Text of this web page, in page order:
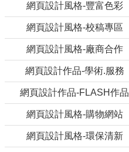
網頁設計風格-豐富色彩
網頁設計風格-校稿專區
網頁設計風格-廠商合作
網頁設計作品-學術.服務
網頁設計作品-FLASH作品
網頁設計風格-購物網站
網頁設計風格-環保清新